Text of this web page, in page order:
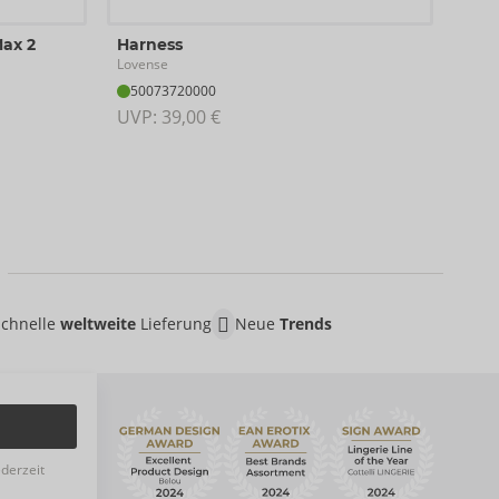
2 Harness
Lovense
50073720000
UVP: 39,00 €
weltweiteLieferung Neue Trends